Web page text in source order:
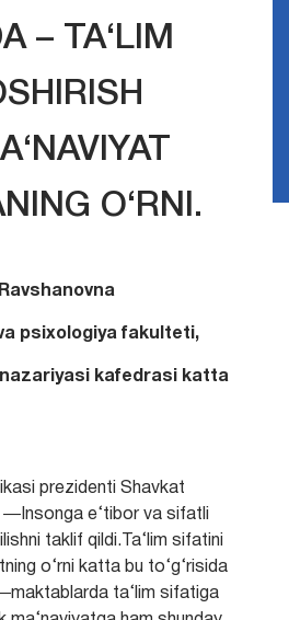
– TA‘LIM
O‘RNI.
psixologiya fakulteti,
nazariyasi kafedrasi katta
prezidenti Shavkat
e‘tibor va sifatli
taklif qildi.Ta‘lim sifatini
o‘rni katta bu to‘g‘risida
ta‘lim sifatiga